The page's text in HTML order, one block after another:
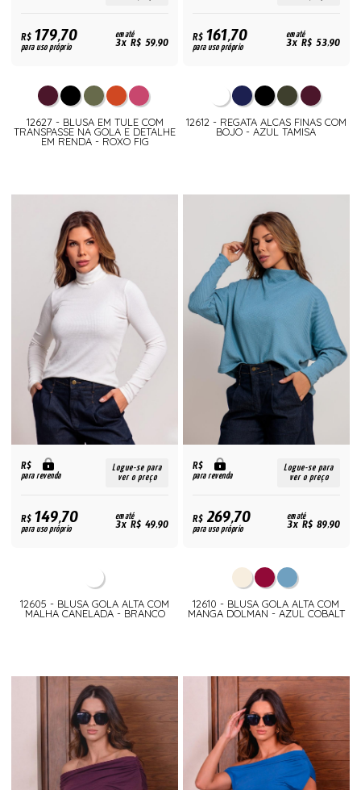
R$179,70
para uso próprio
em até
3x R$ 59,90
12627 - BLUSA EM TULE COM
TRANSPASSE NA GOLA E DETALHE
EM RENDA - ROXO FIG
R$161,70
para uso próprio
em até
3x R$ 53,90
12612 - REGATA ALCAS FINAS COM
BOJO - AZUL TAMISA
R$
para revenda
Logue-se para
ver o preço
R$149,70
para uso próprio
em até
3x R$ 49,90
12605 - BLUSA GOLA ALTA COM
MALHA CANELADA - BRANCO
R$
para revenda
Logue-se para
ver o preço
R$269,70
para uso próprio
em até
3x R$ 89,90
12610 - BLUSA GOLA ALTA COM
MANGA DOLMAN - AZUL COBALT